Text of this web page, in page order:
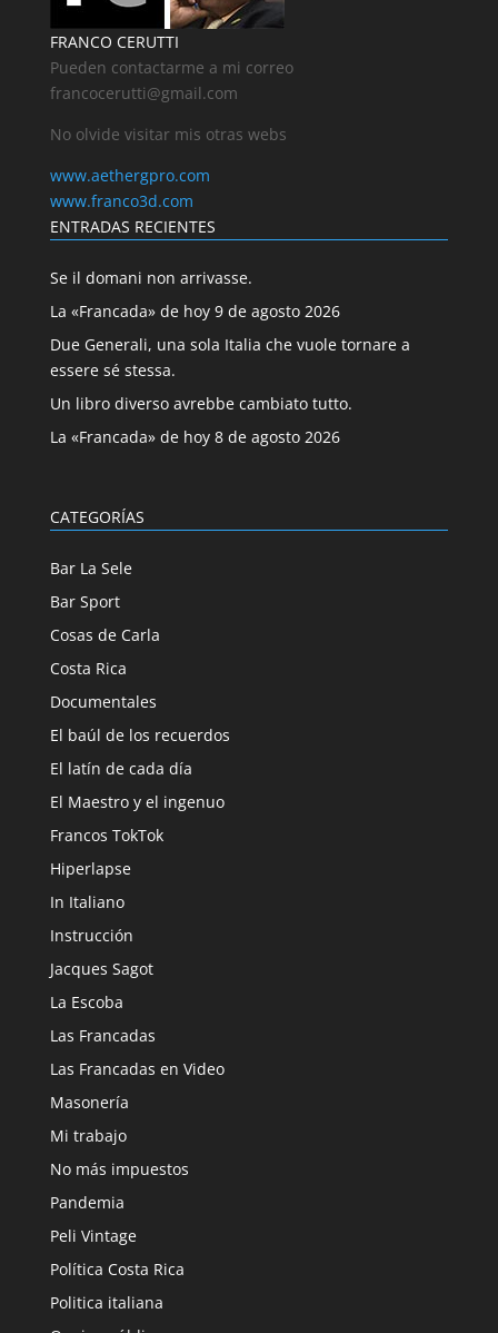
FRANCO CERUTTI
Pueden contactarme a mi correo
francocerutti@gmail.com
No olvide visitar mis otras webs
www.aethergpro.com
www.franco3d.com
ENTRADAS RECIENTES
Se il domani non arrivasse.
La «Francada» de hoy 9 de agosto 2026
Due Generali, una sola Italia che vuole tornare a
essere sé stessa.
Un libro diverso avrebbe cambiato tutto.
La «Francada» de hoy 8 de agosto 2026
CATEGORÍAS
Bar La Sele
Bar Sport
Cosas de Carla
Costa Rica
Documentales
El baúl de los recuerdos
El latín de cada día
El Maestro y el ingenuo
Francos TokTok
Hiperlapse
In Italiano
Instrucción
Jacques Sagot
La Escoba
Las Francadas
Las Francadas en Video
Masonería
Mi trabajo
No más impuestos
Pandemia
Peli Vintage
Política Costa Rica
Politica italiana